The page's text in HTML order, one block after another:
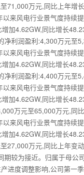
万元,同比上年增长
风电行业景气度持续提
加4.62GW,同比增长
润盈利:4,300万元至
风电行业景气度持续提
加4.62GW,同比增长
润盈利:4,400万元至
风电行业景气度持续提
加4.62GW,同比增长
万元至65,000万元,同比
风电行业景气度持续提
加4.62GW,同比增长
万元,同比上年变动
为接近。归属于母公
进度调整影响,公司第